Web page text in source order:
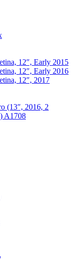
12″, Early 2015
12″, Early 2016
12″, 2017
(13″, 2016, 2
A1708